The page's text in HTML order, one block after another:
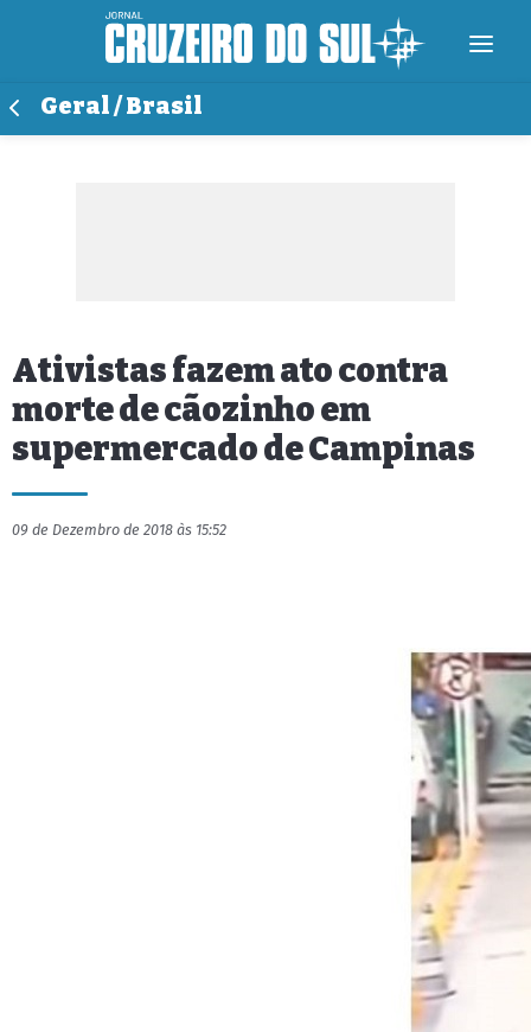
Geral / Brasil
Ativistas fazem ato contra
morte de cãozinho em
supermercado de Campinas
09 de Dezembro de 2018 às 15:52